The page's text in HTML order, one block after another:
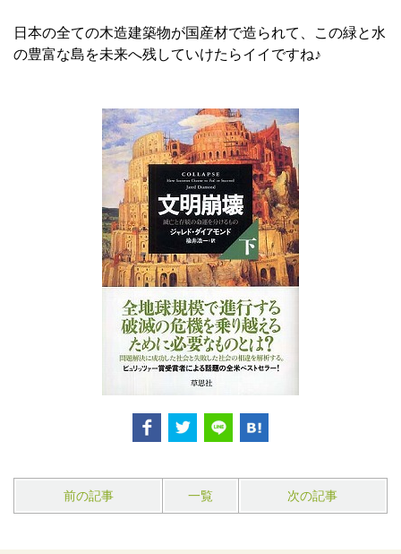
日本の全ての木造建築物が国産材で造られて、この緑と水
の豊富な島を未来へ残していけたらイイですね♪
前の記事 一覧 次の記事